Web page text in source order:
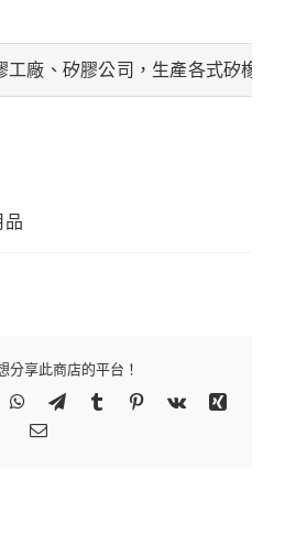
工廠、矽膠公司，生產各式矽橡
品
分享此商店的平台！
WhatsApp
TelegramTumblr Pinterest
Vk
Xing
Email: